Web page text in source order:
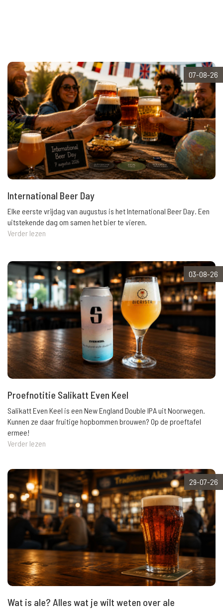
07-08-26
International Beer Day
Elke eerste vrijdag van augustus is het International Beer Day. Een
uitstekende dag om samen het bier te vieren.
Verder lezen
03-08-26
Proefnotitie Salikatt Even Keel
Salikatt Even Keel is een New England Double IPA uit Noorwegen.
Kunnen ze daar fruitige hopbommen brouwen? Op de proeftafel
ermee!
Verder lezen
29-07-26
Wat is ale? Alles wat je wilt weten over ale